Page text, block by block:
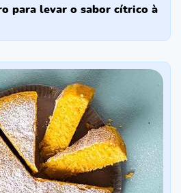
para levar o sabor cítrico à